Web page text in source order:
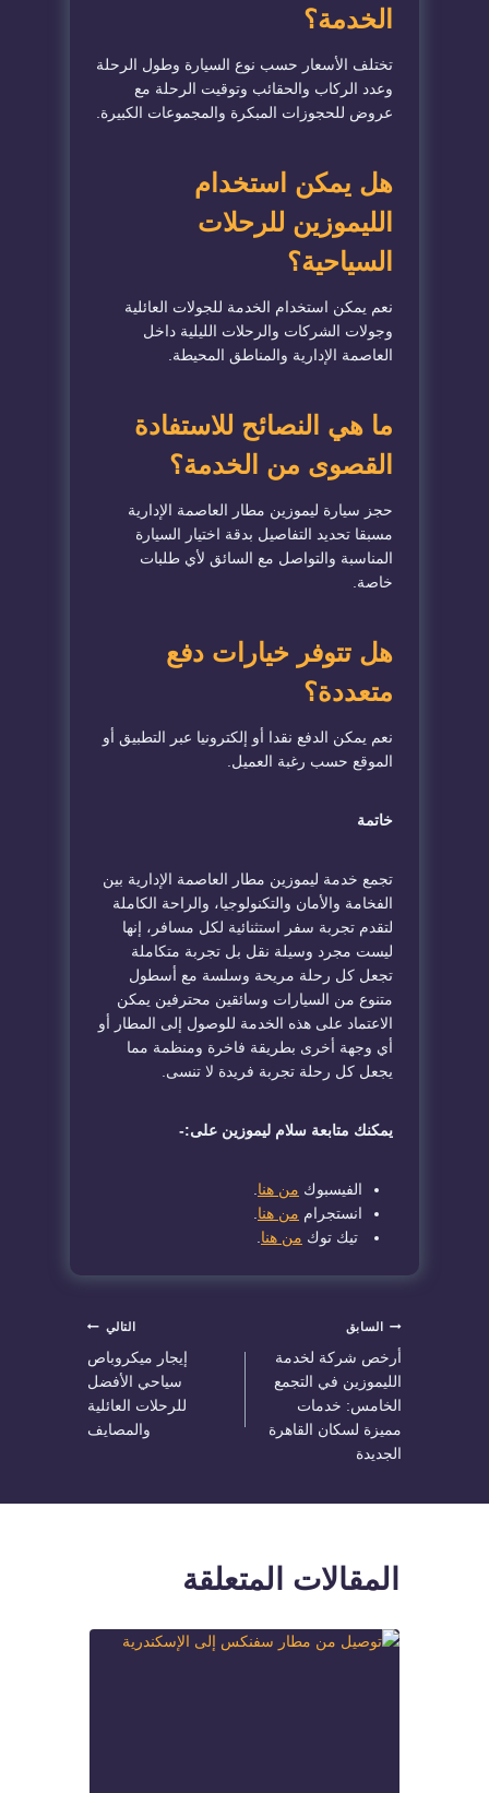
الخدمة؟
تختلف الأسعار حسب نوع السيارة وطول الرحلة
وعدد الركاب والحقائب وتوقيت الرحلة مع
عروض للحجوزات المبكرة والمجموعات الكبيرة.
هل يمكن استخدام
الليموزين للرحلات
السياحية؟
نعم يمكن استخدام الخدمة للجولات العائلية
وجولات الشركات والرحلات الليلية داخل
العاصمة الإدارية والمناطق المحيطة.
ما هي النصائح للاستفادة
القصوى من الخدمة؟
حجز سيارة ليموزين مطار العاصمة الإدارية
مسبقا تحديد التفاصيل بدقة اختيار السيارة
المناسبة والتواصل مع السائق لأي طلبات
خاصة.
هل تتوفر خيارات دفع
متعددة؟
نعم يمكن الدفع نقدا أو إلكترونيا عبر التطبيق أو
الموقع حسب رغبة العميل.
خاتمة
تجمع خدمة ليموزين مطار العاصمة الإدارية بين
الفخامة والأمان والتكنولوجيا، والراحة الكاملة
لتقدم تجربة سفر استثنائية لكل مسافر، إنها
ليست مجرد وسيلة نقل بل تجربة متكاملة
تجعل كل رحلة مريحة وسلسة مع أسطول
متنوع من السيارات وسائقين محترفين يمكن
الاعتماد على هذه الخدمة للوصول إلى المطار أو
أي وجهة أخرى بطريقة فاخرة ومنظمة مما
يجعل كل رحلة تجربة فريدة لا تنسى.
يمكنك متابعة سلام ليموزين على:-
الفيسبوك من هنا
انستجرام من هنا
تيك توك من هنا
تصفّح
المقالات
السابق
أرخص شركة لخدمة
الليموزين في التجمع
الخامس: خدمات
مميزة لسكان القاهرة
الجديدة
التالي
إيجار ميكروباص
سياحي الأفضل
للرحلات العائلية
والمصايف
المقالات المتعلقة